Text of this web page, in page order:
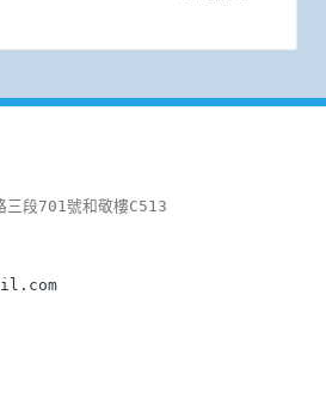
三段701號和敬樓C513